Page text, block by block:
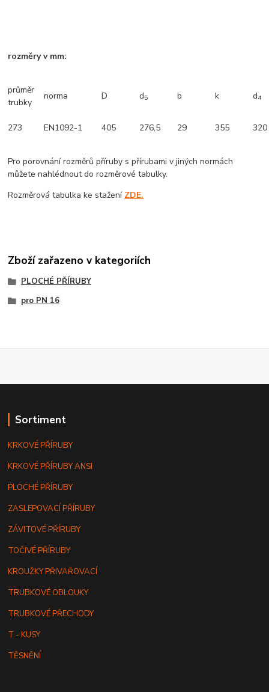
rozměry v mm:
průměr
trubky
norma D d5 b k d4
273 EN1092-1 405 276,5 29 355 320
Pro porovnání rozměrů příruby s přírubami v jiných normách
můžete nahlédnout do rozměrové tabulky.
Rozměrová tabulka ke stažení ZDE.
Zboží zařazeno v kategoriích
PLOCHÉ PŘÍRUBY
pro PN 16
Sortiment
KRKOVÉ PŘÍRUBY
KRKOVÉ PŘÍRUBY ANSI
PLOCHÉ PŘÍRUBY
ZASLEPOVACÍ PŘÍRUBY
ZÁVITOVÉ PŘÍRUBY
TOČIVÉ PŘÍRUBY
KROUŽKY PŘIVAŘOVACÍ
TRUBKOVÉ OBLOUKY
TRUBKOVÉ PŘECHODY
T - KUSY
TĚSNĚNÍ